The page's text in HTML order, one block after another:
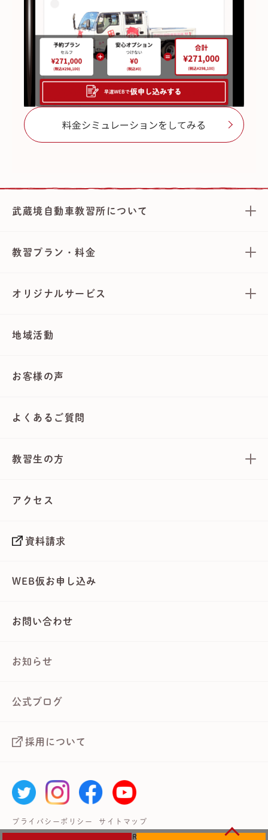
料金シミュレーションをしてみる
武蔵境自動車教習所について
教習プラン・料金
オリジナルサービス
地域活動
お客様の声
よくあるご質問
教習生の方
アクセス
資料請求
WEB仮お申し込み
お問い合わせ
お知らせ
公式ブログ
採用について
プライバシーポリシー サイトマップ
Copyright © 武蔵境自動車教習所 All Rights Reserved.